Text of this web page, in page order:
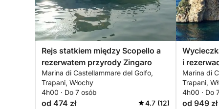
Rejs statkiem między Scopello a
rezerwatem przyrody Zingaro
Marina di Castellammare del Golfo,
Trapani, Włochy
4h00 · Do 7 osób
od 474 zł 4.7 (12)
i
Marina di
Trapani,
4h00 · Do
od 949 zł